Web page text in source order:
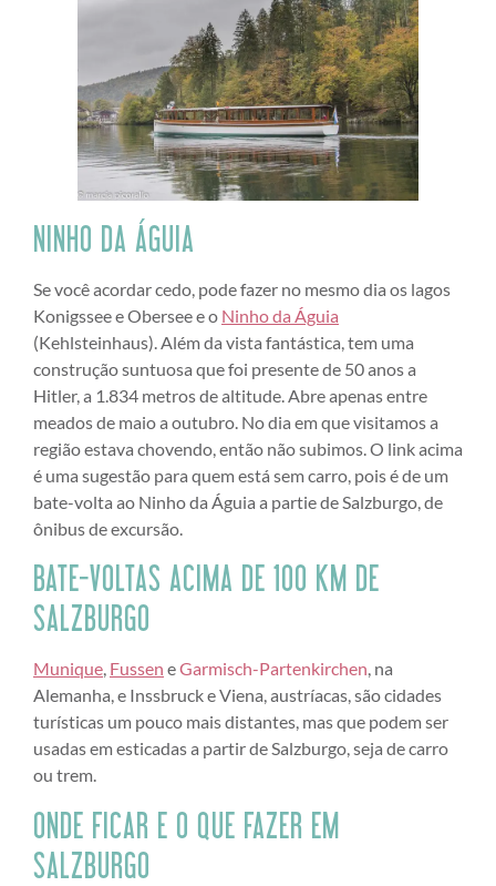
NINHO DA ÁGUIA
Se você acordar cedo, pode fazer no mesmo dia os lagos
Konigssee e Obersee e o Ninho da Águia
(Kehlsteinhaus). Além da vista fantástica, tem uma
construção suntuosa que foi presente de 50 anos a
Hitler, a 1.834 metros de altitude. Abre apenas entre
meados de maio a outubro. No dia em que visitamos a
região estava chovendo, então não subimos. O link acima
é uma sugestão para quem está sem carro, pois é de um
bate-volta ao Ninho da Águia a partie de Salzburgo, de
ônibus de excursão.
BATE-VOLTAS ACIMA DE 100 KM DE
SALZBURGO
Munique, Fussen eGarmisch-Partenkirchen, na
Alemanha, e Inssbruck e Viena, austríacas, são cidades
turísticas um pouco mais distantes, mas que podem ser
usadas em esticadas a partir de Salzburgo, seja de carro
ou trem.
ONDE FICAR E O QUE FAZER EM
SALZBURGO